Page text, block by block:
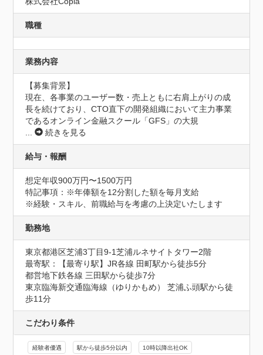
職種
業務内容
【募集背景】
現在、各事業のユーザー数・売上ともに右肩上がりの成
長を続けており、CTO直下の開発組織において主力事業
であるオンライン金融スクール「GFS」の大規
...
続きを見る
給与・報酬
想定年収900万円〜1500万円
特記事項：※年俸額を12分割した額を毎月支給
※経験・スキル、前職給与を考慮の上決定いたします
勤務地
東京都港区芝浦3丁目9-1芝浦ルネサイトタワー2階
最寄駅：【最寄り駅】JR各線 田町駅から徒歩5分
都営地下鉄各線 三田駅から徒歩7分
東京臨海新交通臨海線（ゆりかもめ） 芝浦ふ頭駅から徒
歩11分
こだわり条件
経験者優遇 駅から徒歩5分以内 10時以降出社OK